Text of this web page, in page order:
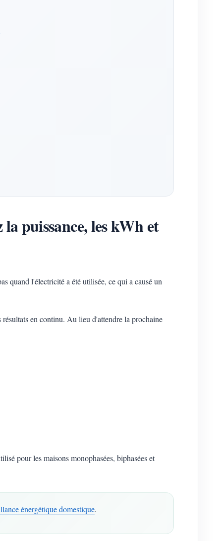
puissance, les kWh et
quand l'électricité a été utilisée, ce qui a causé un
en continu. Au lieu d'attendre la prochaine
pour les maisons monophasées, biphasées et
énergétique domestique.